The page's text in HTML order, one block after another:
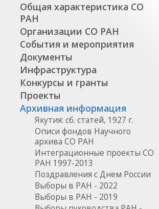
Общая характеристика СО
РАН
Организации СО РАН
События и мероприятия
Документы
Инфраструктура
Конкурсы и гранты
Проекты
Архивная информация
Якутия: сб. статей, 1927 г.
Описи фондов Научного
архива СО РАН
Интеграционные проекты СО
РАН 1997-2013
Поздравления с Днем России
Выборы в РАН - 2022
Выборы в РАН - 2019